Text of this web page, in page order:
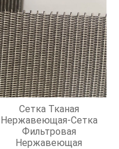
Сетка Тканая
Нержавеющая-Сетка
Фильтровая
Нержавеющая